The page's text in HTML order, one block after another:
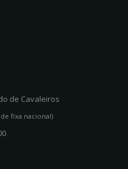
de Cavaleiros
fixa nacional)